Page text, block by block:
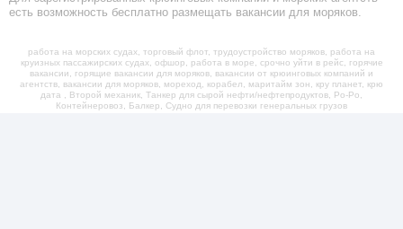
есть возможность бесплатно размещать вакансии для моряков.
работа на морских судах, торговый флот, трудоустройство моряков, работа на
круизных пассажирских судах, офшор, работа в море, срочно уйти в рейс, горячие
вакансии, горящие вакансии для моряков, вакансии от крюинговых компаний и
агентств, вакансии для моряков, мореход, корабел, маритайм зон, кру планет, крю
дата , Второй механик, Танкер для сырой нефти/нефтепродуктов, Ро-Ро,
Контейнеровоз, Балкер, Судно для перевозки генеральных грузов